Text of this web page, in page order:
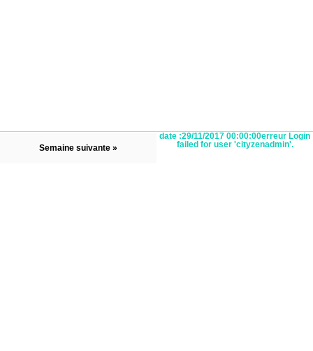
Semaine suivante
date :29/11/2017 00:00:00erreur Login
failed for user 'cityzenadmin'.